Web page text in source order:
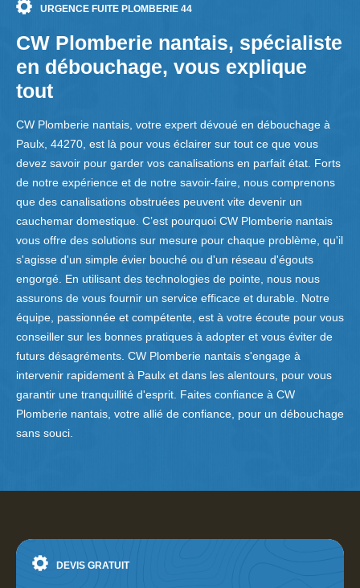
URGENCE FUITE PLOMBERIE 44
CW Plomberie nantais, spécialiste
en débouchage, vous explique
tout
CW Plomberie nantais, votre expert dévoué en débouchage à
Paulx, 44270, est là pour vous éclairer sur tout ce que vous
devez savoir pour garder vos canalisations en parfait état. Forts
de notre expérience et de notre savoir-faire, nous comprenons
que des canalisations obstruées peuvent vite devenir un
cauchemar domestique. C’est pourquoi CW Plomberie nantais
vous offre des solutions sur mesure pour chaque problème, qu'il
s'agisse d'un simple évier bouché ou d'un réseau d'égouts
engorgé. En utilisant des technologies de pointe, nous nous
assurons de vous fournir un service efficace et durable. Notre
équipe, passionnée et compétente, est à votre écoute pour vous
conseiller sur les bonnes pratiques à adopter et vous éviter de
futurs désagréments. CW Plomberie nantais s'engage à
intervenir rapidement à Paulx et dans les alentours, pour vous
garantir une tranquillité d'esprit. Faites confiance à CW
Plomberie nantais, votre allié de confiance, pour un débouchage
sans souci.
DEVIS GRATUIT